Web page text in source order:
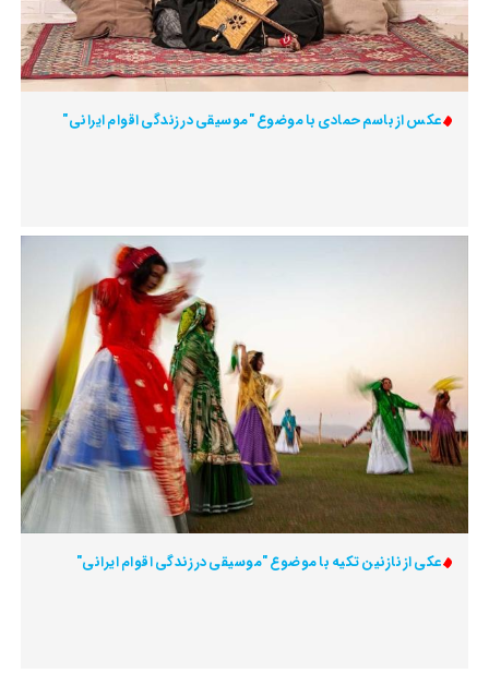
عکس از باسم حمادی با موضوع "موسیقی در زندگی اقوام ایرانی"
عکی از نازنین تکیه با موضوع "موسیقی در زندگی اقوام ایرانی"